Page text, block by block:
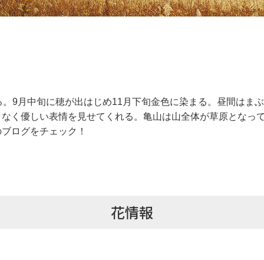
9月中旬に穂が出はじめ11月下旬金色に染まる。昼間はま
く優しい表情を見せてくれる。亀山は山全体が草原となっ
ログをチェック！
花情報